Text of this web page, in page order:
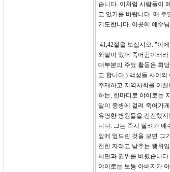
습니다. 이처럼 사람들이
고 있기를 바랍니다. 매 주
기도합니다. 이곳에 예수
41,42절을 보십시오. "이
외딸이 있어 죽어감이러
대부분의 주요 활동은 회
고 합니다.) 백성들 사이
주재하고 지역사회를 이
하는, 한마디로 야이로는
딸이 중병에 걸려 죽어가
유명한 병원들을 전전했
니다. 그는 즉시 달려가 예
앞에 엎드린 것을 보면 그
천한 자라고 낮추는 행위
체면과 권위를 버렸습니
야이로는 보통 아버지가